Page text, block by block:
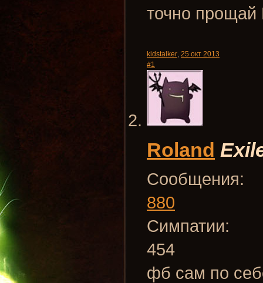
точно
kidstalker, 25 окт 2013
#1
Roland
Сообщения:
880
Симпатии:
454
фб сам по